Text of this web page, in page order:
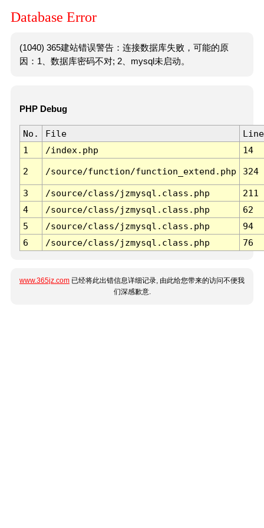
Database Error
(1040) 365建站错误警告：连接数据库失败，可能的原
因：1、数据库密码不对; 2、mysql未启动。
PHP Debug
No. File
Line
1
/index.php 14
2 /source/function/function_extend.php 324
3 /source/class/jzmysql.class.php
211
4
/source/class/jzmysql.class.php
62
5
/source/class/jzmysql.class.php
94
6
/source/class/jzmysql.class.php 76
www.365jz.com 已经将此出错信息详细记录, 由此给您带来的访问不便我
们深感歉意.